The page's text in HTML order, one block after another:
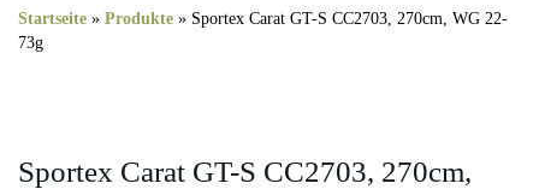
Startseite » Produkte » Sportex Carat GT-S CC2703, 270cm, WG 22-
73g
Sportex Carat GT-S CC2703, 270cm,